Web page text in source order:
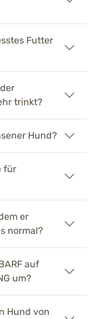
Futter
trinkt?
Hund?
für
er
normal?
auf
um?
Hund von